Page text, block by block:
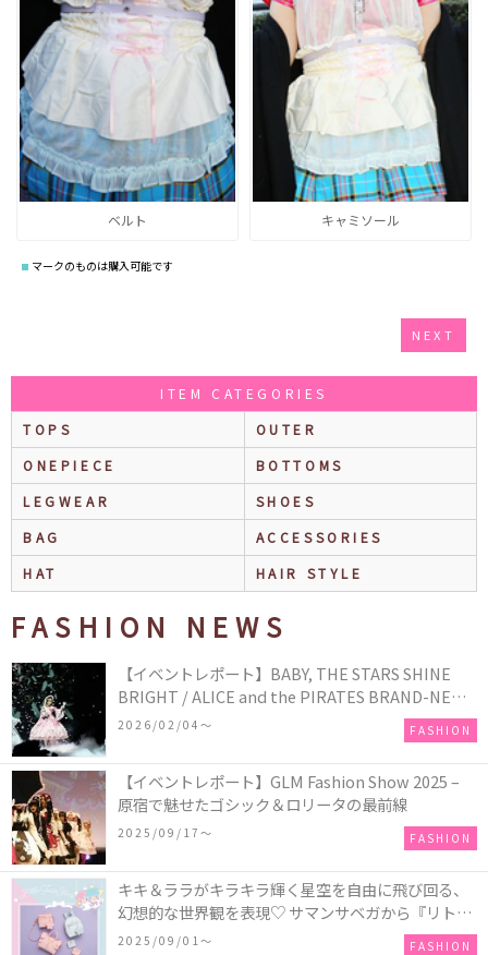
ベルト キャミソール
マークのものは購入可能です
NEXT
ITEM CATEGORIES
TOPS
OUTER
ONEPIECE
BOTTOMS
LEGWEAR
SHOES
BAG
ACCESSORIES
HAT
HAIR STYLE
FASHION NEWS
【イベントレポート】BABY, THE STARS SHINE
BRIGHT / ALICE and the PIRATES BRAND-NEW
COLLECTION in TOKYO
2026/02/04〜 FASHION
【イベントレポート】GLM Fashion Show 2025 –
原宿で魅せたゴシック＆ロリータの最前線
2025/09/17〜 FASHION
キキ＆ララがキラキラ輝く星空を自由に飛び回る、
幻想的な世界観を表現♡ サマンサベガから『リトル
ツインスターズ』50周年アニバーサリーイヤー』を
2025/09/01〜 FASHION